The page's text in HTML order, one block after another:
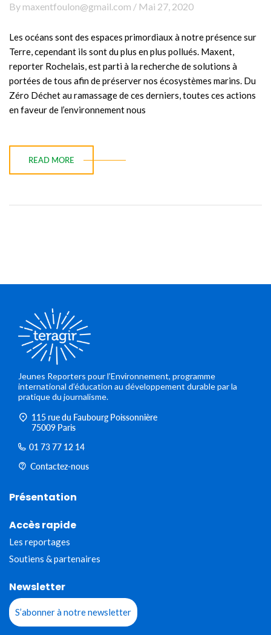
By maxentfoulon@gmail.com / Mai 27, 2020
Les océans sont des espaces primordiaux à notre présence sur
Terre, cependant ils sont du plus en plus pollués. Maxent,
reporter Rochelais, est parti à la recherche de solutions à
portées de tous afin de préserver nos écosystèmes marins. Du
Zéro Déchet au ramassage de ces derniers, toutes ces actions
en faveur de l’environnement nous
READ MORE
Jeunes Reporters pour l’Environnement, programme
international d’éducation au développement durable par la
pratique du journalisme.
115 rue du Faubourg Poissonnière
75009 Paris
01 73 77 12 14
Contactez-nous
Présentation
Accès rapide
Les reportages
Soutiens & partenaires
Newsletter
S’abonner à notre newsletter